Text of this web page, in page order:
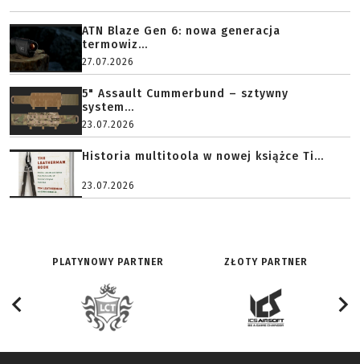
ATN Blaze Gen 6: nowa generacja
termowiz...
27.07.2026
5" Assault Cummerbund – sztywny
system...
23.07.2026
Historia multitoola w nowej książce Ti...
23.07.2026
PLATYNOWY PARTNER ZŁOTY PARTNER